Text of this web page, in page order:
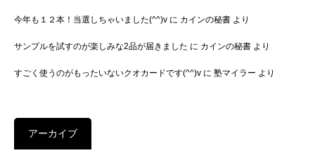
今年も１２本！当選しちゃいました(^^)v に カインの秘書 より
サンプルを試すのが楽しみな2品が届きました に カインの秘書 より
すごく使うのがもったいないクオカードです(^^)v に 塾マイラー より
アーカイブ